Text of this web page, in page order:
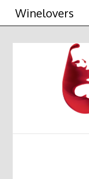
Winelovers